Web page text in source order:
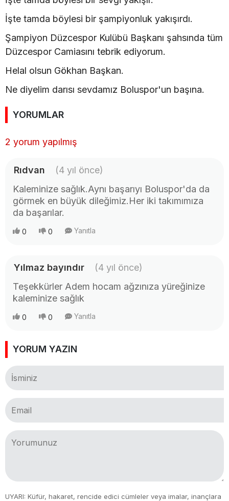
İşte tamda böylesi bir şampiyonluk yakışırdı.
Şampiyon Düzcespor Kulübü Başkanı şahsında tüm
Düzcespor Camiasını tebrik ediyorum.
Helal olsun Gökhan Başkan.
Ne diyelim darısı sevdamız Boluspor'un başına.
YORUMLAR
2 yorum yapılmış
Rıdvan
(4 yıl önce)
Kaleminize sağlık.Aynı başarıyı Boluspor'da da
görmek en büyük dileğimiz.Her iki takımımıza
da başarılar.
0 0 Yanıtla
Yılmaz bayındır
(4 yıl önce)
Teşekkürler Adem hocam ağzınıza yüreğinize
kaleminize sağlık
0 0 Yanıtla
YORUM YAZIN
UYARI: Küfür, hakaret, rencide edici cümleler veya imalar, inançlara